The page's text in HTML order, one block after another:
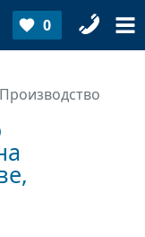
0
Производство